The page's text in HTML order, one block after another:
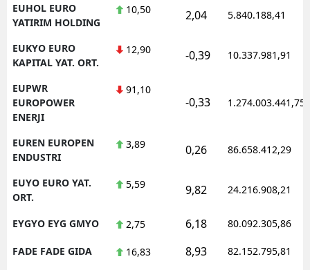
EUHOL EURO
YATIRIM HOLDING
10,50 2,04 5.840.188,41
EUKYO EURO
KAPITAL YAT. ORT.
12,90 -0,39 10.337.981,91
EUPWR
EUROPOWER
ENERJI
91,10
-0,33 1.274.003.441,75
EUREN EUROPEN
ENDUSTRI
3,89 0,26 86.658.412,29
EUYO EURO YAT.
ORT.
5,59 9,82 24.216.908,21
EYGYO EYG GMYO 2,75 6,18 80.092.305,86
FADE FADE GIDA 16,83 8,93 82.152.795,81